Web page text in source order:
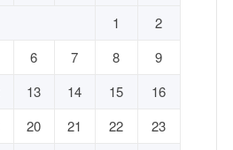
1
2
6 7 8 9
13 14 15
16
20 21 22
23